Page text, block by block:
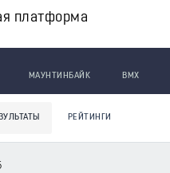
платформа
МАУНТИНБАЙК BMX
РЕЙТИНГИ